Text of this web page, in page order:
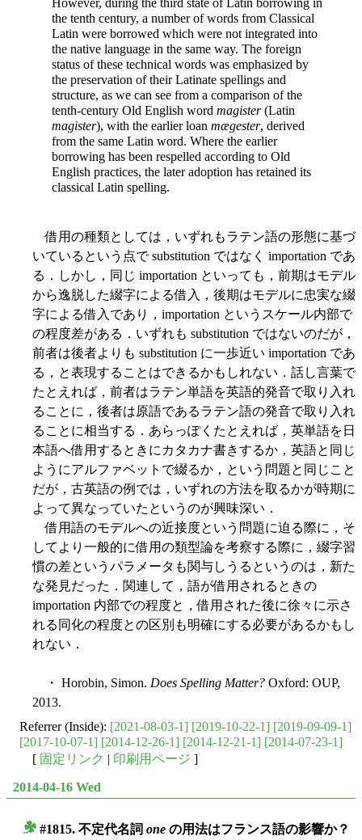
However, during the third state of Latin borrowing in
the tenth century, a number of words from Classical
Latin were borrowed which were not integrated into
the native language in the same way. The foreign
status of these technical words was emphasized by
the preservation of their Latinate spellings and
structure, as we can see from a comparison of the
tenth-century Old English word magister(Latin
magister), with the earlier loan mægester, derived
from the same Latin word. Where the earlier
borrowing has been respelled according to Old
English practices, the later adoption has retained its
classical Latin spelling.
借用の種類としては，いずれもラテン語の形態に基づ
いているという点で substitution ではなく importation であ
る．しかし，同じ importation といっても，前期はモデル
から逸脱した綴字による借入，後期はモデルに忠実な綴
字による借入であり，importation というスケール内部で
の程度差がある．いずれも substitution ではないのだが，
前者は後者よりも substitution に一歩近い importation であ
る，と表現することはできるかもしれない．話し言葉で
たとえれば，前者はラテン単語を英語的発音で取り入れ
ることに，後者は原語であるラテン語の発音で取り入れ
ることに相当する．あらっぽくたとえれば，英単語を日
本語へ借用するときにカタカナ書きするか，英語と同じ
ようにアルファベットで綴るか，という問題と同じこと
だが，古英語の例では，いずれの方法を取るかが時期に
よって異なっていたというのが興味深い．
借用語のモデルへの近接度という問題に迫る際に，そ
してより一般的に借用の類型論を考察する際に，綴字習
慣の差というパラメータも関与しうるというのは，新た
な発見だった．関連して，語が借用されるときの
importation 内部での程度と，借用された後に徐々に示さ
れる同化の程度との区別も明確にする必要があるかもし
れない．
・ Horobin, Simon. Does Spelling Matter? Oxford: OUP,
2013.
Referrer (Inside): [2021-08-03-1] [2019-10-22-1] [2019-09-09-1]
[2017-10-07-1] [2014-12-26-1] [2014-12-21-1] [2014-07-23-1]
[ 固定リンク 印刷用ページ ]
2014-04-16 Wed
#1815. 不定代名詞 one の用法はフランス語の影響か？